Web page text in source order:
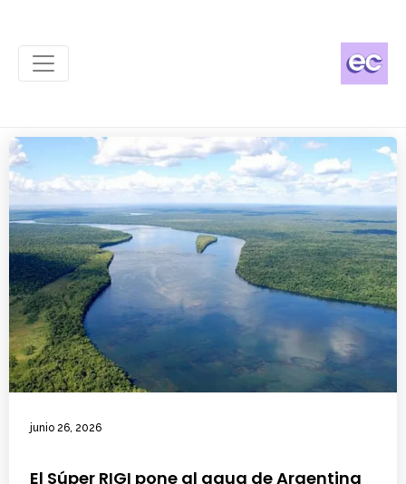
junio 26, 2026
El Súper RIGI pone al agua de Argentina